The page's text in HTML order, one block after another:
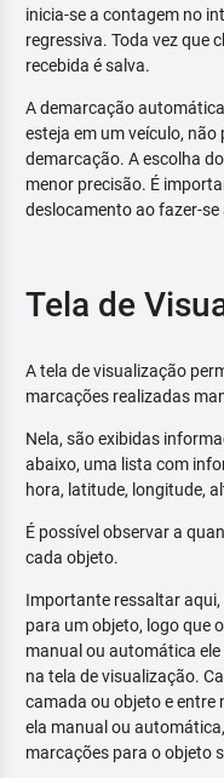
inicia-se a contagem no
regressiva. Toda vez que
recebida é salva.
A demarcação
esteja em um veículo,
demarcação. A escolha
menor precisão. É
deslocamento ao fazer-
Tela de
A tela de visualização
marcações realizadas
Nela, são exibidas
abaixo, uma lista com
hora, latitude, longitude,
É possível observar a
cada objeto.
Importante ressaltar
para um objeto, logo que
manual ou automática
na tela de visualização.
camada ou objeto e entre
ela manual ou
marcações para o objeto